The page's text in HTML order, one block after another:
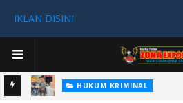
IKLAN DISINI
HUKUM KRIMINAL